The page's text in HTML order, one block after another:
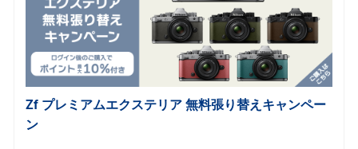
Zf プレミアムエクステリア 無料張り替えキャンペー
ン